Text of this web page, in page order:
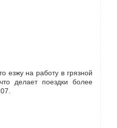
езжу на работу в грязной
делает поездки более